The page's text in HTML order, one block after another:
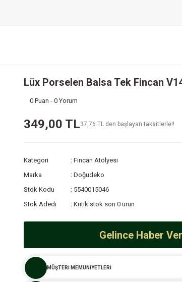
Lüx Porselen Balsa Tek Fincan
0 Puan - 0 Yorum
349,00 TL37,76 TL den başlayan taksitlerle!!
Kategori
Fincan Atölyesi
Marka
Doğudeko
Stok Kodu
5540015046
Stok Adedi
Kritik stok son 0 ürün
Gelince Haber Ver
MÜŞTERİ MEMUNİYETLERİ